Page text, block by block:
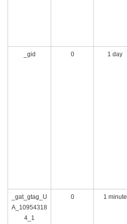
_gid 0 1 day
_gat_gtag_U
A_10954318
4_1
0 1 minute